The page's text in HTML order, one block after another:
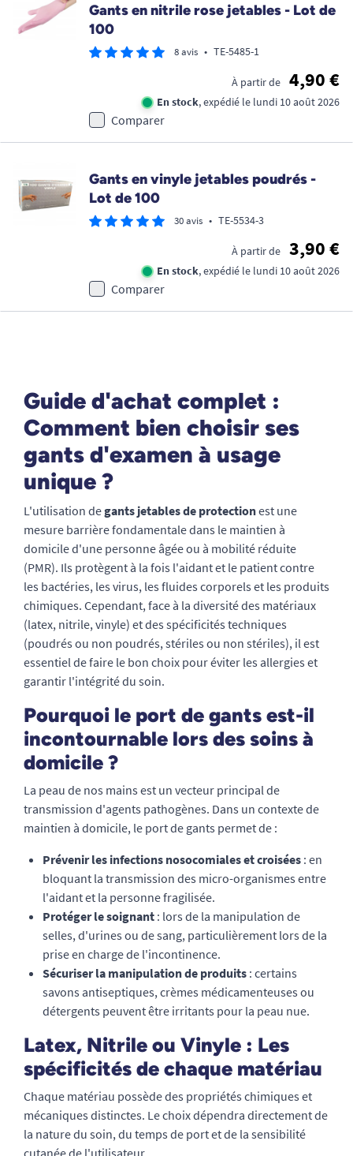
Gants en nitrile rose jetables - Lot de
100
8 avis • TE-5485-1
À partir de 4,90 €
En stock, expédié le lundi 10 août 2026
Comparer
Gants en vinyle jetables poudrés -
Lot de 100
30 avis • TE-5534-3
À partir de 3,90 €
En stock, expédié le lundi 10 août 2026
Comparer
Guide d'achat complet :
Comment bien choisir ses
gants d'examen à usage
unique ?
L'utilisation degants jetables de protectionest une
mesure barrière fondamentale dans le maintien à
domicile d'une personne âgée ou à mobilité réduite
(PMR). Ils protègent à la fois l'aidant et le patient contre
les bactéries, les virus, les fluides corporels et les produits
chimiques. Cependant, face à la diversité des matériaux
(latex, nitrile, vinyle) et des spécificités techniques
(poudrés ou non poudrés, stériles ou non stériles), il est
essentiel de faire le bon choix pour éviter les allergies et
garantir l'intégrité du soin.
Pourquoi le port de gants est-il
incontournable lors des soins à
domicile ?
La peau de nos mains est un vecteur principal de
transmission d'agents pathogènes. Dans un contexte de
maintien à domicile, le port de gants permet de :
Prévenir les infections nosocomiales et croisées : en
bloquant la transmission des micro-organismes entre
l'aidant et la personne fragilisée.
Protéger le soignant : lors de la manipulation de
selles, d'urines ou de sang, particulièrement lors de la
prise en charge de l'incontinence.
Sécuriser la manipulation de produits : certains
savons antiseptiques, crèmes médicamenteuses ou
détergents peuvent être irritants pour la peau nue.
Latex, Nitrile ou Vinyle : Les
spécificités de chaque matériau
Chaque matériau possède des propriétés chimiques et
mécaniques distinctes. Le choix dépendra directement de
la nature du soin, du temps de port et de la sensibilité
cutanée de l'utilisateur.